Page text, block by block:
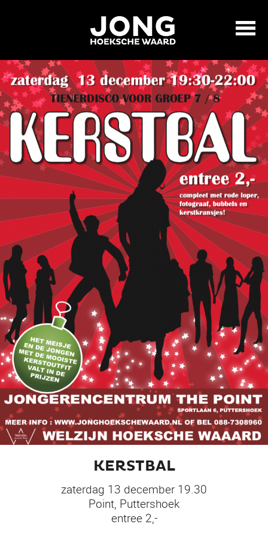
KERSTBAL
zaterdag 13 december 19.30
Point, Puttershoek
entree 2,-